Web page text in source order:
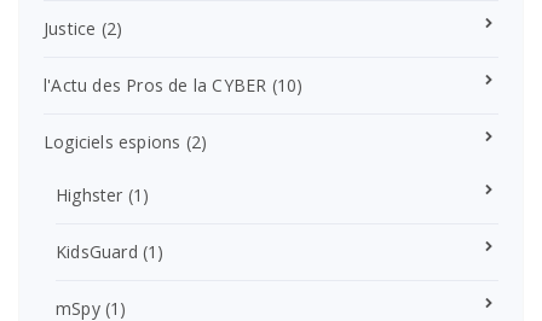
Justice (2)
l'Actu des Pros de la CYBER (10)
Logiciels espions (2)
Highster (1)
KidsGuard (1)
mSpy(1)